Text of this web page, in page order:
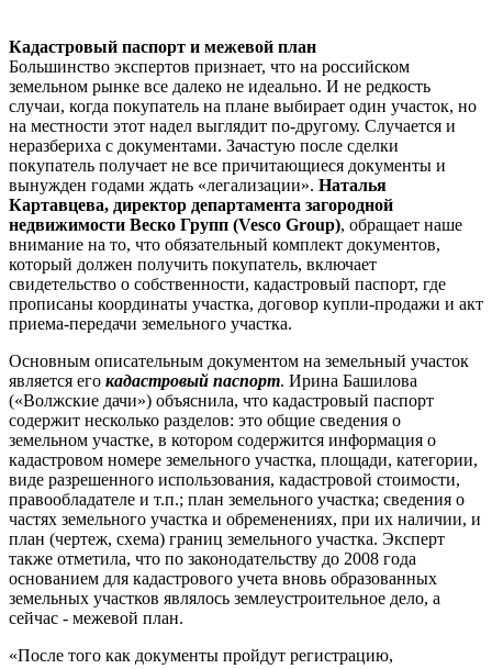
Кадастровый паспорт и межевой план
Большинство экспертов признает, что на российском
земельном рынке все далеко не идеально. И не редкость
случаи, когда покупатель на плане выбирает один участок, но
на местности этот надел выглядит по-другому. Случается и
неразбериха с документами. Зачастую после сделки
покупатель получает не все причитающиеся документы и
вынужден годами ждать «легализации». Наталья
Картавцева, директор департамента загородной
недвижимости Веско Групп (Vesco Group), обращает наше
внимание на то, что обязательный комплект документов,
который должен получить покупатель, включает
свидетельство о собственности, кадастровый паспорт, где
прописаны координаты участка, договор купли-продажи и акт
приема-передачи земельного участка.
Основным описательным документом на земельный участок
является его кадастровый паспорт. Ирина Башилова
(«Волжские дачи») объяснила, что кадастровый паспорт
содержит несколько разделов: это общие сведения о
земельном участке, в котором содержится информация о
кадастровом номере земельного участка, площади, категории,
виде разрешенного использования, кадастровой стоимости,
правообладателе и т.п.; план земельного участка; сведения о
частях земельного участка и обременениях, при их наличии, и
план (чертеж, схема) границ земельного участка. Эксперт
также отметила, что по законодательству до 2008 года
основанием для кадастрового учета вновь образованных
земельных участков являлось землеустроительное дело, а
сейчас - межевой план.
«После того как документы пройдут регистрацию,